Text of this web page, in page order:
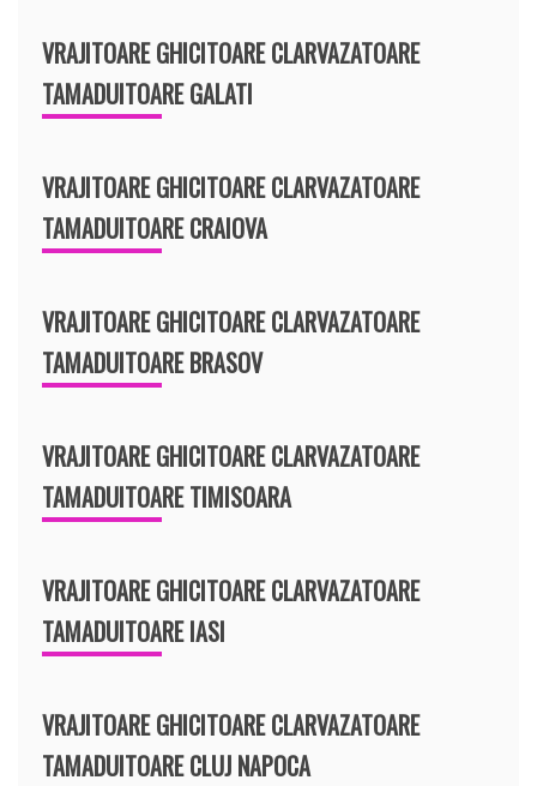
VRAJITOARE GHICITOARE CLARVAZATOARE
TAMADUITOARE GALATI
VRAJITOARE GHICITOARE CLARVAZATOARE
TAMADUITOARE CRAIOVA
VRAJITOARE GHICITOARE CLARVAZATOARE
TAMADUITOARE BRASOV
VRAJITOARE GHICITOARE CLARVAZATOARE
TAMADUITOARE TIMISOARA
VRAJITOARE GHICITOARE CLARVAZATOARE
TAMADUITOARE IASI
VRAJITOARE GHICITOARE CLARVAZATOARE
TAMADUITOARE CLUJ NAPOCA